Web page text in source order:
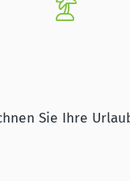
Sie Ihre